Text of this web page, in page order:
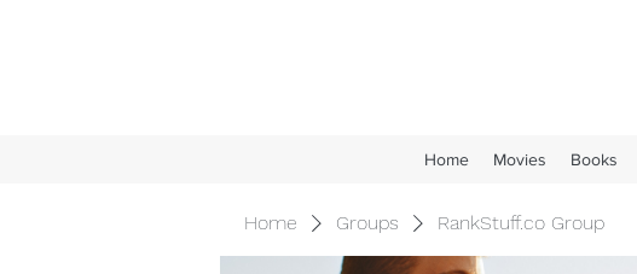
Home Movies Books
Home Groups RankStuff.co Group